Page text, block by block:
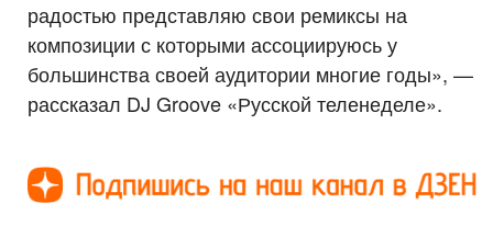
радостью представляю свои ремиксы на
композиции с которыми ассоциируюсь у
большинства своей аудитории многие годы», —
рассказал DJ Groove «Русской теленеделе».